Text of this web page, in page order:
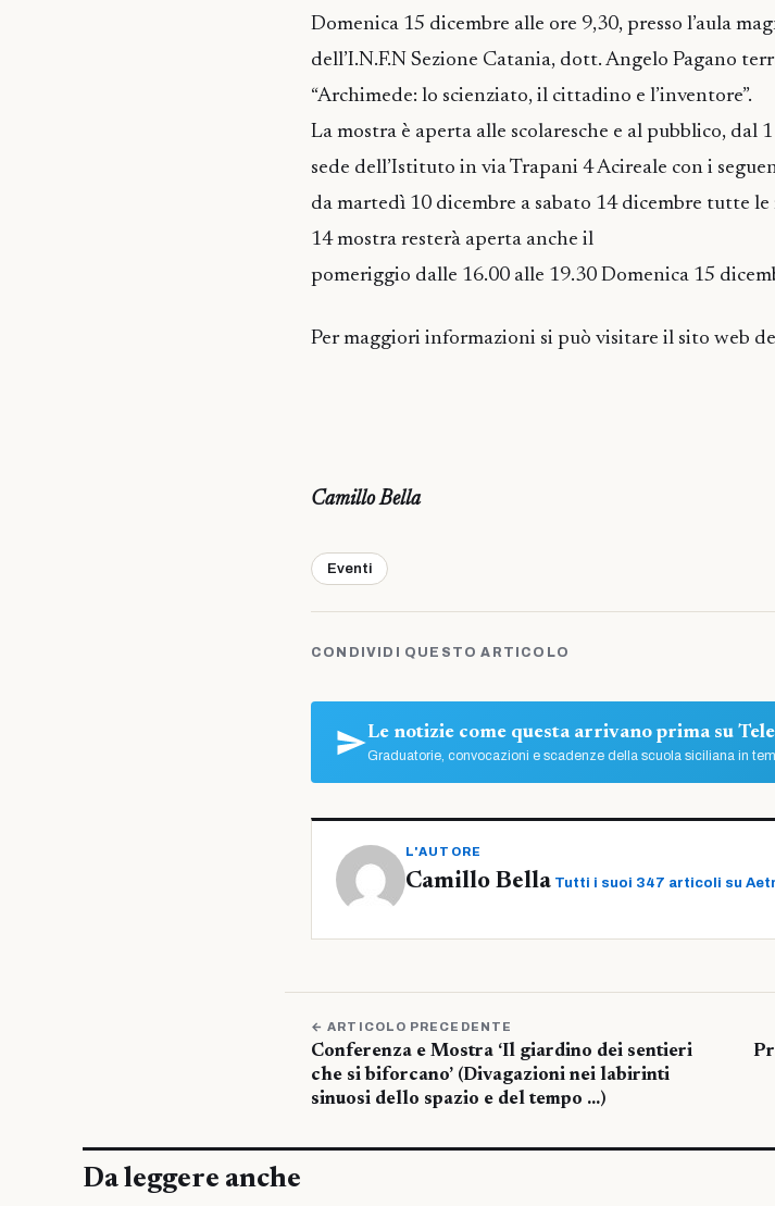
Domenica 15 dicembre alle ore 9,30, presso l’aula
dell’I.N.F.N Sezione Catania, dott. Angelo Pagano
“Archimede: lo scienziato, il cittadino e l’inventore”.
La mostra è aperta alle scolaresche e al pubblico, dal
sede dell’Istituto in via Trapani 4 Acireale con i
da martedì 10 dicembre a sabato 14 dicembre tutte
14 mostra resterà aperta anche il
pomeriggio dalle 16.00 alle 19.30 Domenica 15
Per maggiori informazioni si può visitare il sito web
Camillo Bella
Eventi
CONDIVIDI QUESTO ARTICOLO
Le notizie come questa arrivano prima su
Graduatorie, convocazioni e scadenze della scuola siciliana in
L'AUTORE
Camillo Bella Tutti i suoi 347 articoli su
← ARTICOLO PRECEDENTE
Conferenza e Mostra ‘Il giardino dei sentieri
che si biforcano’ (Divagazioni nei labirinti
sinuosi dello spazio e del tempo …)
Da leggere anche